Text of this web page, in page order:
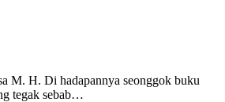
M. H. Di hadapannya seonggok buku
tegak sebab…